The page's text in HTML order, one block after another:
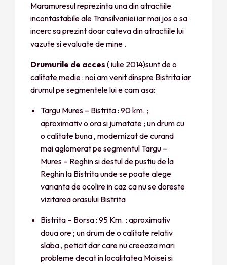
Maramuresul reprezinta una din atractiile
incontastabile ale Transilvaniei iar mai jos o sa
incerc sa prezint doar cateva din atractiile lui
vazute si evaluate de mine .
Drumurile de acces ( iulie 2014)sunt de o
calitate medie : noi am venit dinspre Bistrita iar
drumul pe segmentele lui e cam asa:
Targu Mures – Bistrita : 90 km. ;
aproximativ o ora si jumatate ; un drum cu
o calitate buna , modernizat de curand
mai aglomerat pe segmentul Targu –
Mures – Reghin si destul de pustiu de la
Reghin la Bistrita unde se poate alege
varianta de ocolire in caz ca nu se doreste
vizitarea orasului Bistrita
Bistrita – Borsa : 95 Km. ; aproximativ
doua ore ; un drum de o calitate relativ
slaba , peticit dar care nu creeaza mari
probleme decat in localitatea Moisei si